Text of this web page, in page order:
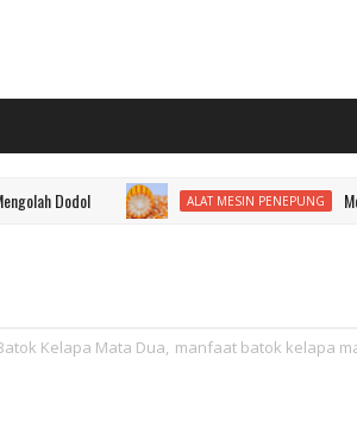
ALAT MESIN PENEPUNG Membuat
Kelapa Mata Dua, manfaat batok kelapa